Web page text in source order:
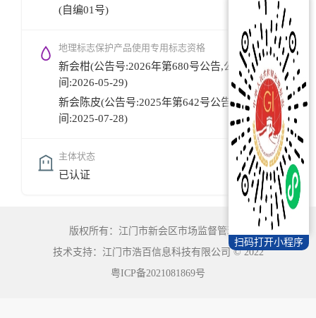
(自编01号)
地理标志保护产品使用专用标志资格
新会柑(公告号:2026年第680号公告,公告时
间:2026-05-29)
新会陈皮(公告号:2025年第642号公告,公告时
间:2025-07-28)
主体状态
已认证
扫码打开小程序
版权所有：江门市新会区市场监督管理局
技术支持：江门市浩百信息科技有限公司©2022
粤ICP备2021081869号